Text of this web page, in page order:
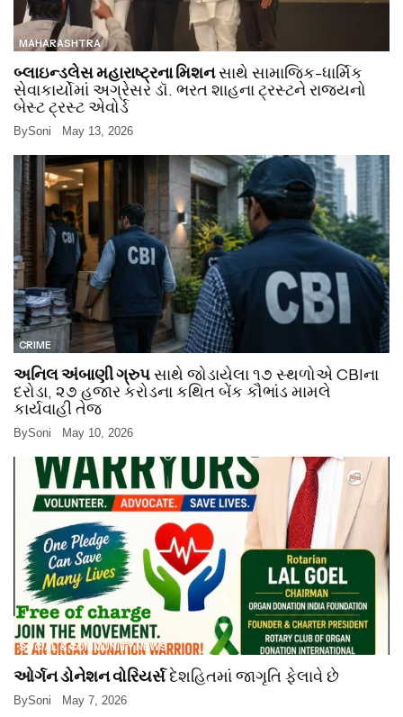
MAHARASHTRA
બ્લાઇન્ડલેસ મહારાષ્ટ્રના મિશનસાથે સામાજિક-ધાર્મિક
સેવાકાર્યોમાં અગ્રેસર ડૉ. ભરત શાહના ટ્રસ્ટને રાજ્યનો
બેસ્ટ ટ્રસ્ટ એવોર્ડ
BySoni May 13, 2026
CRIME
અનિલ અંબાણી ગ્રુપસાથે જોડાયેલા ૧૭ સ્થળોએ CBIના
દરોડા, ૨૭ હજાર કરોડના કથિત બેંક કૌભાંડ મામલે
કાર્યવાહી તેજ
BySoni May 10, 2026
SOCIAL & COMMUNITY NEWS
ઓર્ગન ડોનેશન વોરિયર્સદેશહિતમાં જાગૃતિ ફેલાવે છે
BySoni May 7, 2026